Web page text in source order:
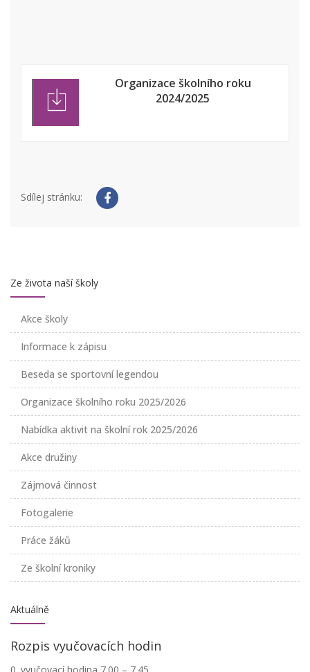
Organizace školního roku
2024/2025
Sdílej stránku:
Ze života naší školy
Akce školy
Informace k zápisu
Beseda se sportovní legendou
Organizace školního roku 2025/2026
Nabídka aktivit na školní rok 2025/2026
Akce družiny
Zájmová činnost
Fotogalerie
Práce žáků
Ze školní kroniky
Aktuálně
Rozpis vyučovacích hodin